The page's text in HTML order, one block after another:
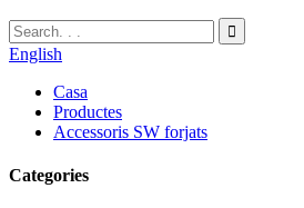
English
Casa
Productes
Accessoris SW forjats
Categories